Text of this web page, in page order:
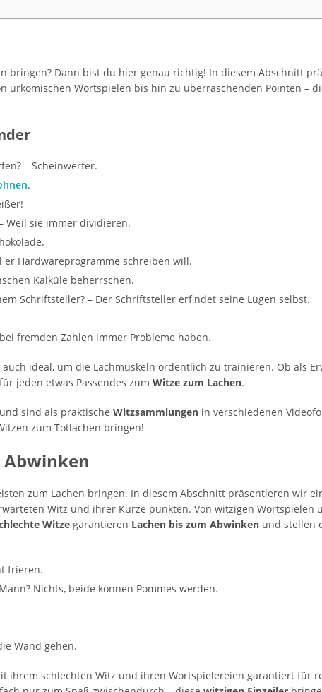
bringen? Dann bist du hier genau richtig! In diesem Abschnitt
urkomischen Wortspielen bis hin zu überraschenden Pointen –
– Scheinwerfer.
.
Weil sie immer dividieren.
Hardwareprogramme schreiben will.
Kalküle beherrschen.
Schriftsteller? – Der Schriftsteller erfindet seine Lügen selbst.
fremden Zahlen immer Probleme haben.
ideal, um die Lachmuskeln ordentlich zu trainieren. Ob als
jeden etwas Passendes zum Witze zum Lachen.
sind als praktische Witzsammlungen in verschiedenen
zum Totlachen bringen!
Abwinken
zum Lachen bringen. In diesem Abschnitt präsentieren wir
Witz und ihrer Kürze punkten. Von witzigen Wortspielen
Witze garantieren Lachen bis zum Abwinken und stellen
frieren.
Nichts, beide können Pommes werden.
Wand gehen.
ihrem schlechten Witz und ihren Wortspielereien garantiert für